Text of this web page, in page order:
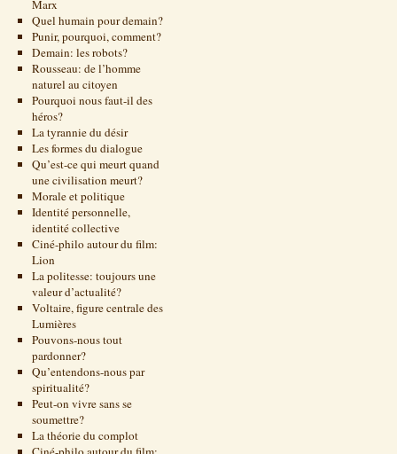
Marx
Quel humain pour demain?
Punir, pourquoi, comment?
Demain: les robots?
Rousseau: de l’homme
naturel au citoyen
Pourquoi nous faut-il des
héros?
La tyrannie du désir
Les formes du dialogue
Qu’est-ce qui meurt quand
une civilisation meurt?
Morale et politique
Identité personnelle,
identité collective
Ciné-philo autour du film:
Lion
La politesse: toujours une
valeur d’actualité?
Voltaire, figure centrale des
Lumières
Pouvons-nous tout
pardonner?
Qu’entendons-nous par
spiritualité?
Peut-on vivre sans se
soumettre?
La théorie du complot